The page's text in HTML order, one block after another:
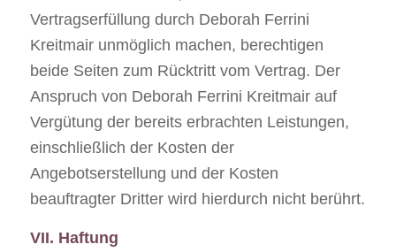
Vertragserfüllung durch Deborah Ferrini
Kreitmair unmöglich machen, berechtigen
beide Seiten zum Rücktritt vom Vertrag. Der
Anspruch von Deborah Ferrini Kreitmair auf
Vergütung der bereits erbrachten Leistungen,
einschließlich der Kosten der
Angebotserstellung und der Kosten
beauftragter Dritter wird hierdurch nicht berührt.
VII. Haftung